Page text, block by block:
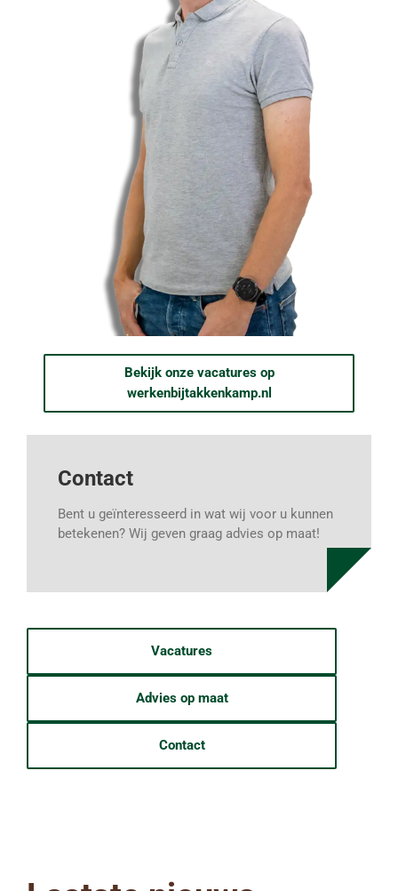
Bekijk onze vacatures op
werkenbijtakkenkamp.nl
Contact
Bent u geïnteresseerd in wat wij voor u kunnen
betekenen? Wij geven graag advies op maat!
Vacatures
Advies op maat
Contact